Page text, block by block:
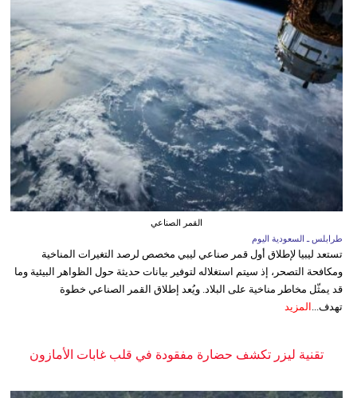
القمر الصناعي
طرابلس ـ السعودية اليوم
تستعد ليبيا لإطلاق أول قمر صناعي ليبي مخصص لرصد التغيرات المناخية
ومكافحة التصحر، إذ سيتم استغلاله لتوفير بيانات حديثة حول الظواهر البيئية وما
قد يمثّل مخاطر مناخية على البلاد. ويُعد إطلاق القمر الصناعي خطوة
تهدف... المزيد
تقنية ليزر تكشف حضارة مفقودة في قلب غابات الأمازون